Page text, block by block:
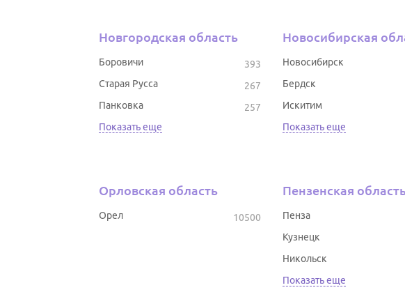
Новгородская область
393
Боровичи
267
Старая Русса
257
Панковка
Показать еще
Новосибирская
Новосибирск
Бердск
Искитим
Показать еще
Орловская область
10500
Орел
Пензенская
Пенза
Кузнецк
Никольск
Показать еще